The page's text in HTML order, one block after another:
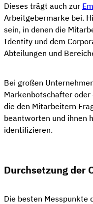
Dieses trägt auch zur
Arbeitgebermarke bei.
sein, in denen die
Identity und dem
Abteilungen und
Bei großen
Markenbotschafter oder
die den Mitarbeitern
beantworten und ihnen
identifizieren.
Durchsetzung der
Die besten Messpunkte